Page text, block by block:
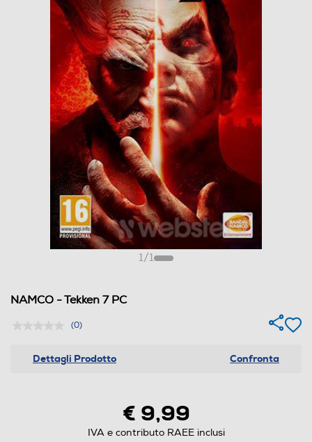
1/1
NAMCO - Tekken 7 PC
(0)
Dettagli Prodotto Confronta
€ 9,99
IVA e contributo RAEE inclusi